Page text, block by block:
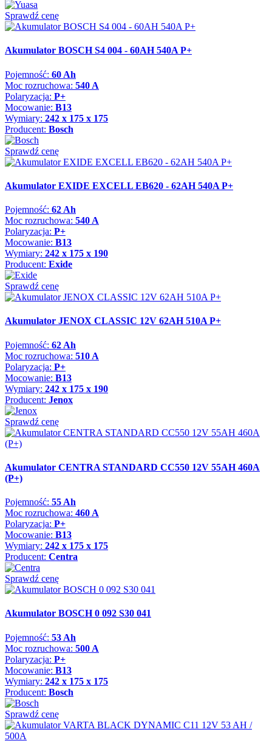
Sprawdź cenę
Akumulator BOSCH S4 004 - 60AH 540A P+
Pojemność: 60 Ah
Moc rozruchowa: 540 A
Polaryzacja: P+
Mocowanie: B13
Wymiary: 242 x 175 x 175
Producent: Bosch
Sprawdź cenę
Akumulator EXIDE EXCELL EB620 - 62AH 540A P+
Pojemność: 62 Ah
Moc rozruchowa: 540 A
Polaryzacja: P+
Mocowanie: B13
Wymiary: 242 x 175 x 190
Producent: Exide
Sprawdź cenę
Akumulator JENOX CLASSIC 12V 62AH 510A P+
Pojemność: 62 Ah
Moc rozruchowa: 510 A
Polaryzacja: P+
Mocowanie: B13
Wymiary: 242 x 175 x 190
Producent: Jenox
Sprawdź cenę
Akumulator CENTRA STANDARD CC550 12V 55AH 460A
(P+)
Pojemność: 55 Ah
Moc rozruchowa: 460 A
Polaryzacja: P+
Mocowanie: B13
Wymiary: 242 x 175 x 175
Producent: Centra
Sprawdź cenę
Akumulator BOSCH 0 092 S30 041
Pojemność: 53 Ah
Moc rozruchowa: 500 A
Polaryzacja: P+
Mocowanie: B13
Wymiary: 242 x 175 x 175
Producent: Bosch
Sprawdź cenę